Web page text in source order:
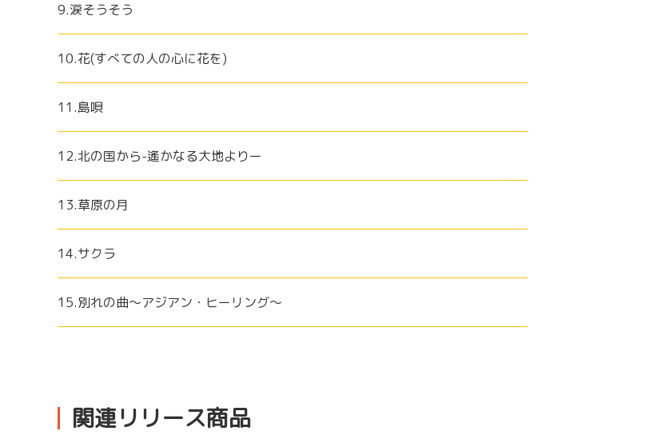
9.涙そうそう
10.花(すべての人の心に花を)
11.島唄
12.北の国から-遙かなる大地よりー
13.草原の月
14.サクラ
15.別れの曲～アジアン・ヒーリング～
関連リリース商品